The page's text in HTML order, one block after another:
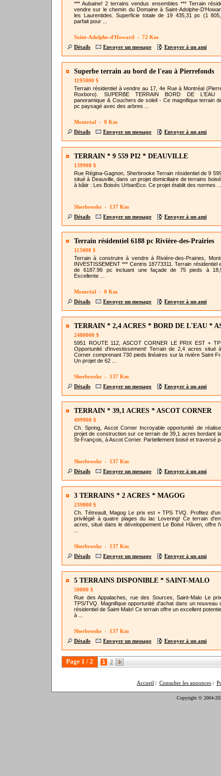
*** Aubaine! 2 terrains vendus ensembles *** Terrain
vendre sur le chemin du Domaine à Saint-Adolphe-
les Laurentides. Superficie totale de 19 435,31 pc (1
parfait pour ...
Saint-Adolphe-d'Howard - 72 Km
Détails
Envoyer un message Envoyer à un ami
Superbe terrain au bord de l'eau à Pierrefonds
1195000 $
Terrain résidentiel à vendre au 17, 4e Rue à Montréal
Roxboro). SUPERBE TERRAIN BORD DE
panoramique & Couchers de soleil - Ce magnifique terrain
pc paysagé avec des arbres ...
Montréal - 0 Km
Détails
Envoyer un message Envoyer à un ami
TERRAIN * 9 559 PI2 * DEAUVILLE
139900 $
Rue Régina-Gagnon, Sherbrooke Terrain résidentiel de 9
situé à Deauville, dans un projet domiciliaire de terrains
à bâtir : Les Boisés UrbanEco. Ce projet établit des normes ...
Sherbrooke - 137 Km
Détails
Envoyer un message Envoyer à un ami
Terrain résidentiel 6188 pc Rivière-des-Prairies
115000 $
Terrain à construire à vendre à Rivière-des-Prairies,
INVESTISSEMENT *** Centris 18773311. Terrain résidentiel
de 6187.96 pc incluant une façade de 75 pieds à
Excellente ...
Montréal - 0 Km
Détails
Envoyer un message Envoyer à un ami
TERRAIN * 2,4 ACRES * BORD DE L'EAU *
2480000 $
5951 ROUTE 112, ASCOT CORNER LE PRIX EST +
Opportunité d'investissement! Terrain de 2,4 acres situé
Corner comprenant 730 pieds linéaires sur la rivière Saint-
Un projet de 62 ...
Sherbrooke - 137 Km
Détails
Envoyer un message Envoyer à un ami
TERRAIN * 39,1 ACRES * ASCOT CORNER
499900 $
Ch. Spring, Ascot Corner Incroyable opportunité de
projet de construction sur ce terrain de 39,1 acres bordant
St-François, à Ascot Corner. Partiellement boisé et traversé
Sherbrooke - 137 Km
Détails
Envoyer un message Envoyer à un ami
3 TERRAINS * 2 ACRES * MAGOG
239000 $
Ch. Tétreault, Magog Le prix est + TPS TVQ. Profitez
privilégié à quatre plages du lac Lovering! Ce terrain
acres, situé dans le développement Le Boisé Hãven, offre
Sherbrooke - 137 Km
Détails
Envoyer un message Envoyer à un ami
5 TERRAINS DISPONIBLE * SAINT-MALO
50000 $
Rue des Appalaches, rue des Sources, Saint-Malo Le
TPS/TVQ. Magnifique opportunité d'achat dans un nouveau
résidentiel de Saint-Malo! Ce terrain offre un excellent
à ...
Sherbrooke - 137 Km
Détails
Envoyer un message Envoyer à un ami
Page 1 / 2 1 2
Accueil | Consulter les annonces |
Copyright © 2004-